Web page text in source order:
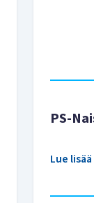
PS-
Lue lisää